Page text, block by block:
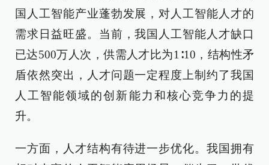
国人工智能产业蓬勃发展，对人工智能人才的
需求日益旺盛。当前，我国人工智能人才缺口
已达500万人次，供需人才比为1∶10，结构性矛
盾依然突出，人才问题一定程度上制约了我国
人工智能领域的创新能力和核心竞争力的提
升。
一方面，人才结构有待进一步优化。我国拥有